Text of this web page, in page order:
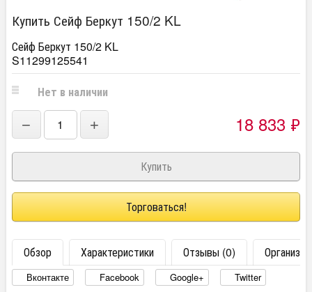
Купить Сейф Беркут 150/2 KL
Сейф Беркут 150/2 KL
S11299125541
Нет в наличии
− + 18 833 ₽
Торговаться!
Обзор Характеристики Отзывы (0)
Вконтакте Facebook Google+ Twitter